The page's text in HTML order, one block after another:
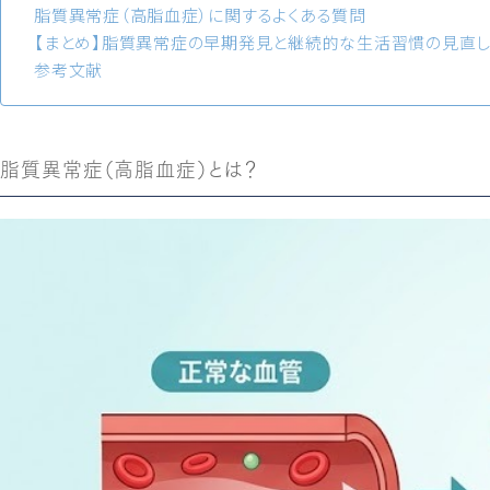
脂質異常症（高脂血症）に関するよくある質問
【まとめ】脂質異常症の早期発見と継続的な生活習慣の見直
参考文献
脂質異常症（高脂血症）とは？